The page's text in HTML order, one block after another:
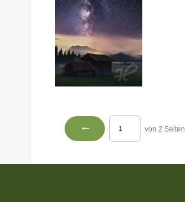
von 2 Seiten